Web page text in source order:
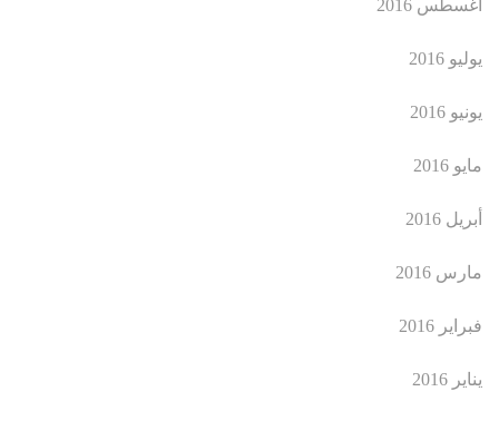
أغسطس 2016
يوليو 2016
يونيو 2016
مايو 2016
أبريل 2016
مارس 2016
فبراير 2016
يناير 2016